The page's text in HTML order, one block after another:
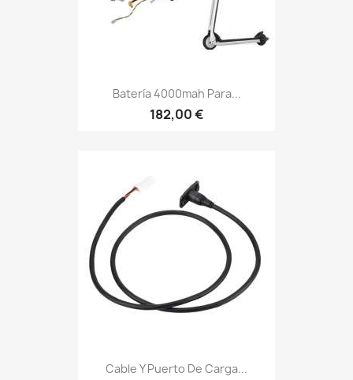
Batería 4000mah Para...
182,00 €
Cable Y Puerto De Carga...